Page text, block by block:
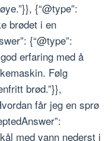
{“@type”:
brødet i en
{“@type”:
erfaring med å
Følg
brød.”}},
får jeg en sprø
med vann nederst i